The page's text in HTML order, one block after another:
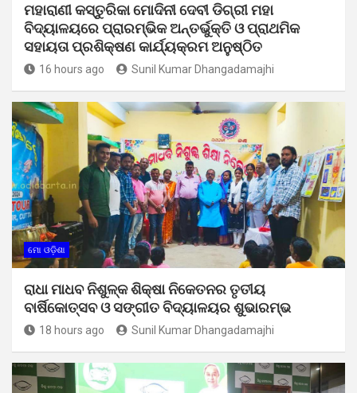
ମହାରାଣୀ କସ୍ତୁରିକା ମୋଦିନୀ ଦେବୀ ଡିଗ୍ରୀ ମହା
ବିଦ୍ୟାଳୟରେ ପ୍ରାରମ୍ଭିକ ଅନ୍ତର୍ଭୁକ୍ତି ଓ ପ୍ରାଥମିକ
ସହାୟତା ପ୍ରଶିକ୍ଷଣ କାର୍ଯ୍ୟକ୍ରମ ଅନୁଷ୍ଠିତ
16 hours ago Sunil Kumar Dhangadamajhi
ମୋ ଓଡ଼ିଶା
ରାଧା ମାଧବ ନିଶୁଳ୍କ ଶିକ୍ଷା ନିକେତନର ତୃତୀୟ
ବାର୍ଷିକୋତ୍ସବ ଓ ସଙ୍ଗୀତ ବିଦ୍ୟାଳୟର ଶୁଭାରମ୍ଭ
18 hours ago Sunil Kumar Dhangadamajhi